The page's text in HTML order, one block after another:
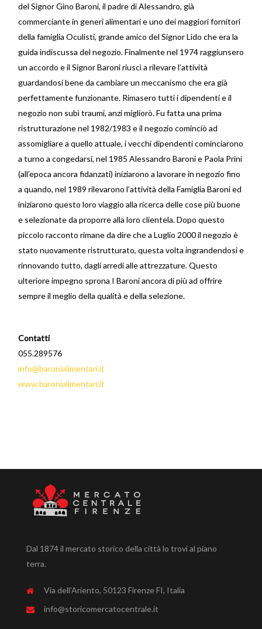
del Signor Gino Baroni, il padre di Alessandro, già
commerciante in generi alimentari e uno dei maggiori fornitori
della famiglia Oculisti, grande amico del Signor Lido che era la
guida indiscussa del negozio. Finalmente nel 1974 raggiunsero
un accordo e il Signor Baroni riuscì a rilevare l’attività
guardandosi bene da cambiare un meccanismo che era già
perfettamente funzionante. Rimasero tutti i dipendenti e il
negozio non subì traumi, anzi migliorò. Fu fatta una prima
ristrutturazione nel 1982/1983 e il negozio cominciò ad
assomigliare a quello attuale, i vecchi dipendenti cominciarono
a turno a congedarsi, nel 1985 Alessandro Baroni e Paola Prini
(all’epoca ancora fidanzati) iniziarono a lavorare in negozio fino
a quando, nel 1989 rilevarono l’attività della Famiglia Baroni ed
iniziarono questo loro viaggio alla ricerca delle cose più buone
e selezionate da proporre alla loro clientela. Dopo questo
piccolo racconto rimane da dire che a Luglio 2000 il negozio è
stato nuovamente ristrutturato, questa volta ingrandendosi e
rinnovando tutto, dagli arredi alle attrezzature. Questo
ulteriore impegno sprona I Baroni ancora di più ad offrire
sempre il meglio della qualità e della selezione.
Contatti
055.289576
info@baronialimentari.it
www.baronialimentari.it
Dal 1874 il mercato storico della città lo trovi al piano
terra.
Via dell'Ariento, 50123 Firenze FI, Italia
info@storicomercatocentrale.it